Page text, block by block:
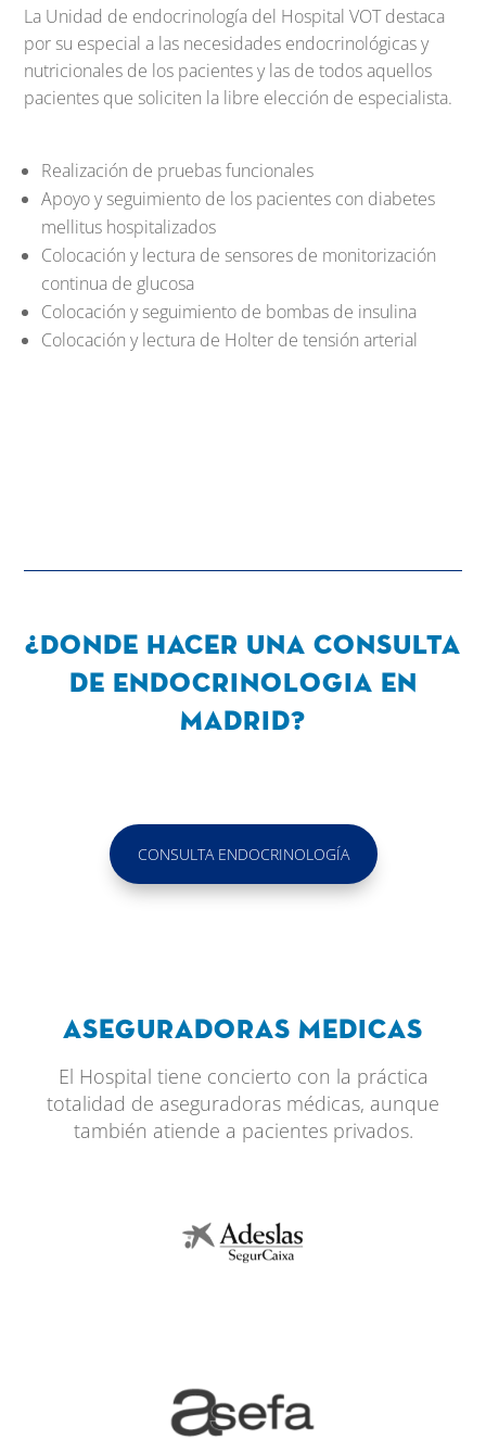
La Unidad de endocrinología del Hospital VOT destaca
por su especial a las necesidades endocrinológicas y
nutricionales de los pacientes y las de todos aquellos
pacientes que soliciten la libre elección de especialista.
Realización de pruebas funcionales
Apoyo y seguimiento de los pacientes con diabetes
mellitus hospitalizados
Colocación y lectura de sensores de monitorización
continua de glucosa
Colocación y seguimiento de bombas de insulina
Colocación y lectura de Holter de tensión arterial
¿Donde hacer una consulta
de Endocrinologia en
Madrid?
CONSULTA ENDOCRINOLOGÍA
Aseguradoras Medicas
El Hospital tiene concierto con la práctica
totalidad de aseguradoras médicas, aunque
también atiende a pacientes privados.